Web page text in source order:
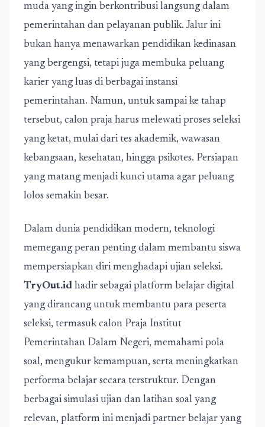
muda yang ingin berkontribusi langsung dalam
pemerintahan dan pelayanan publik. Jalur ini
bukan hanya menawarkan pendidikan kedinasan
yang bergengsi, tetapi juga membuka peluang
karier yang luas di berbagai instansi
pemerintahan. Namun, untuk sampai ke tahap
tersebut, calon praja harus melewati proses seleksi
yang ketat, mulai dari tes akademik, wawasan
kebangsaan, kesehatan, hingga psikotes. Persiapan
yang matang menjadi kunci utama agar peluang
lolos semakin besar.
Dalam dunia pendidikan modern, teknologi
memegang peran penting dalam membantu siswa
mempersiapkan diri menghadapi ujian seleksi.
TryOut.id hadir sebagai platform belajar digital
yang dirancang untuk membantu para peserta
seleksi, termasuk calon Praja Institut
Pemerintahan Dalam Negeri, memahami pola
soal, mengukur kemampuan, serta meningkatkan
performa belajar secara terstruktur. Dengan
berbagai simulasi ujian dan latihan soal yang
relevan, platform ini menjadi partner belajar yang